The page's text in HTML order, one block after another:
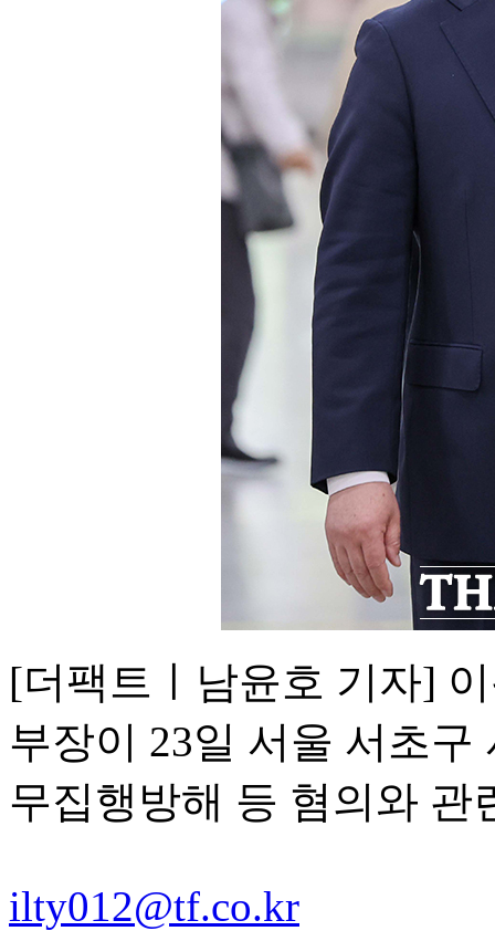
[더팩트ㅣ남윤호 기자]
부장이 23일 서울 서초
무집행방해 등 혐의와 관
ilty012@tf.co.kr